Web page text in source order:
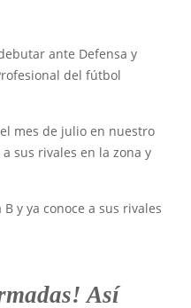
ante Defensa y
del fútbol
mes de julio en nuestro
sus rivales en la zona y
y ya conoce a sus rivales
Así